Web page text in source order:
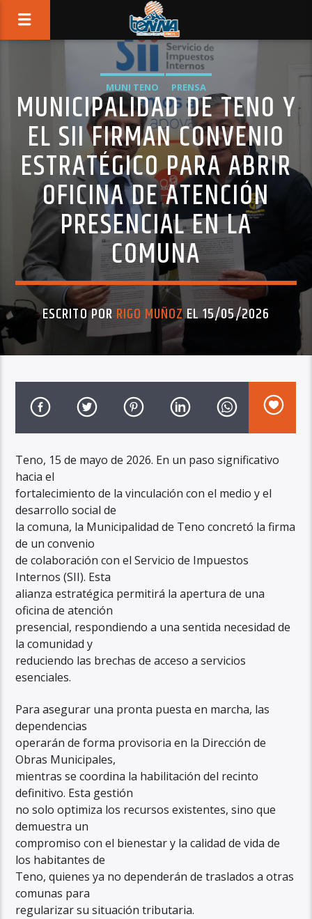
MUNI TENO PRENSA
MUNICIPALIDAD DE TENO Y
EL SII FIRMAN CONVENIO
ESTRATÉGICO PARA ABRIR
OFICINA DE ATENCIÓN
PRESENCIAL EN LA
COMUNA
ESCRITO POR RIGO MUÑOZEL 15/05/2026
Teno, 15 de mayo de 2026. En un paso significativo
hacia el
fortalecimiento de la vinculación con el medio y el
desarrollo social de
la comuna, la Municipalidad de Teno concretó la firma
de un convenio
de colaboración con el Servicio de Impuestos
Internos (SII). Esta
alianza estratégica permitirá la apertura de una
oficina de atención
presencial, respondiendo a una sentida necesidad de
la comunidad y
reduciendo las brechas de acceso a servicios
esenciales.
Para asegurar una pronta puesta en marcha, las
dependencias
operarán de forma provisoria en la Dirección de
Obras Municipales,
mientras se coordina la habilitación del recinto
definitivo. Esta gestión
no solo optimiza los recursos existentes, sino que
demuestra un
compromiso con el bienestar y la calidad de vida de
los habitantes de
Teno, quienes ya no dependerán de traslados a otras
comunas para
regularizar su situación tributaria.